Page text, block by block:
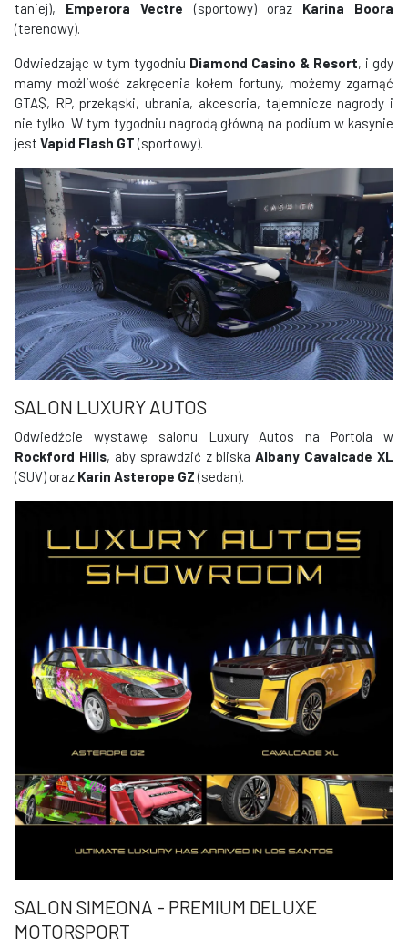
taniej), Emperora Vectre (sportowy) oraz Karina Boora
(terenowy).
Odwiedzając w tym tygodniu Diamond Casino & Resort, i gdy
mamy możliwość zakręcenia kołem fortuny, możemy zgarnąć
GTA$, RP, przekąski, ubrania, akcesoria, tajemnicze nagrody i
nie tylko. W tym tygodniu nagrodą główną na podium w kasynie
jest Vapid Flash GT(sportowy).
SALON LUXURY AUTOS
Odwiedźcie wystawę salonu Luxury Autos na Portola w
Rockford Hills, aby sprawdzić z bliska Albany Cavalcade XL
(SUV) oraz Karin Asterope GZ(sedan).
SALON SIMEONA - PREMIUM DELUXE
MOTORSPORT